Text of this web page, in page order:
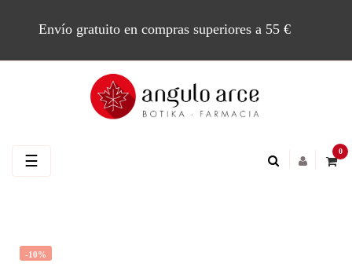
Envío gratuito en compras superiores a 55 €
0
Navegación
☰
-10%